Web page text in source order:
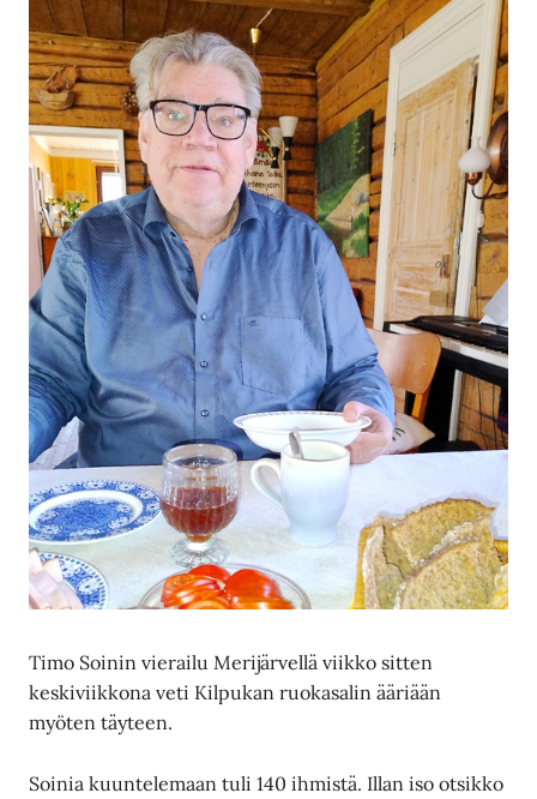
Timo Soinin vierailu Merijärvellä viikko sitten
keskiviikkona veti Kilpukan ruokasalin ääriään
myöten täyteen.
Soinia kuuntelemaan tuli 140 ihmistä. Illan iso otsikko